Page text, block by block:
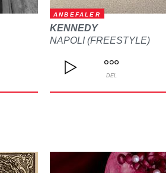
ANBEFALER
KENNEDY
NAPOLI (FREESTYLE)
DEL